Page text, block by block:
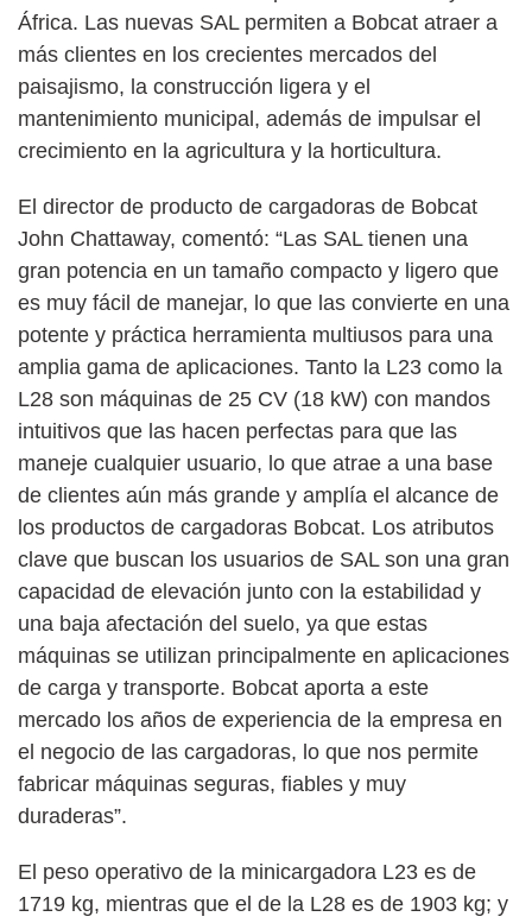
África. Las nuevas SAL permiten a Bobcat atraer a
más clientes en los crecientes mercados del
paisajismo, la construcción ligera y el
mantenimiento municipal, además de impulsar el
crecimiento en la agricultura y la horticultura.
El director de producto de cargadoras de Bobcat
John Chattaway, comentó: “Las SAL tienen una
gran potencia en un tamaño compacto y ligero que
es muy fácil de manejar, lo que las convierte en una
potente y práctica herramienta multiusos para una
amplia gama de aplicaciones. Tanto la L23 como la
L28 son máquinas de 25 CV (18 kW) con mandos
intuitivos que las hacen perfectas para que las
maneje cualquier usuario, lo que atrae a una base
de clientes aún más grande y amplía el alcance de
los productos de cargadoras Bobcat. Los atributos
clave que buscan los usuarios de SAL son una gran
capacidad de elevación junto con la estabilidad y
una baja afectación del suelo, ya que estas
máquinas se utilizan principalmente en aplicaciones
de carga y transporte. Bobcat aporta a este
mercado los años de experiencia de la empresa en
el negocio de las cargadoras, lo que nos permite
fabricar máquinas seguras, fiables y muy
duraderas”.
El peso operativo de la minicargadora L23 es de
1719 kg, mientras que el de la L28 es de 1903 kg; y